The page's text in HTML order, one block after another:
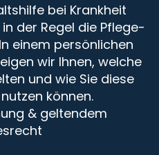
bei Krankheit
der Regel die Pflege-
einem persönlichen
wir Ihnen, welche
und wie Sie diese
können.
& geltendem